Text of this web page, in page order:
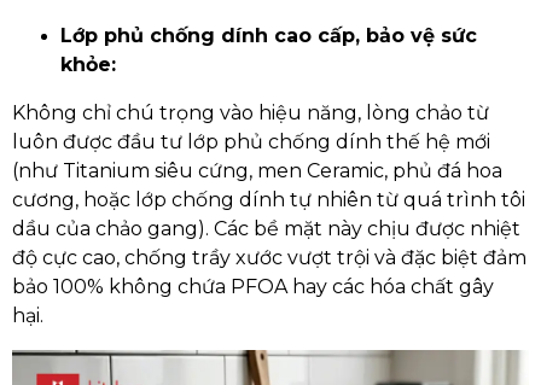
Lớp phủ chống dính cao cấp, bảo vệ sức
khỏe:
Không chỉ chú trọng vào hiệu năng, lòng chảo từ
luôn được đầu tư lớp phủ chống dính thế hệ mới
(như Titanium siêu cứng, men Ceramic, phủ đá hoa
cương, hoặc lớp chống dính tự nhiên từ quá trình tôi
dầu của chảo gang). Các bề mặt này chịu được nhiệt
độ cực cao, chống trầy xước vượt trội và đặc biệt đảm
bảo 100% không chứa PFOA hay các hóa chất gây
hại.